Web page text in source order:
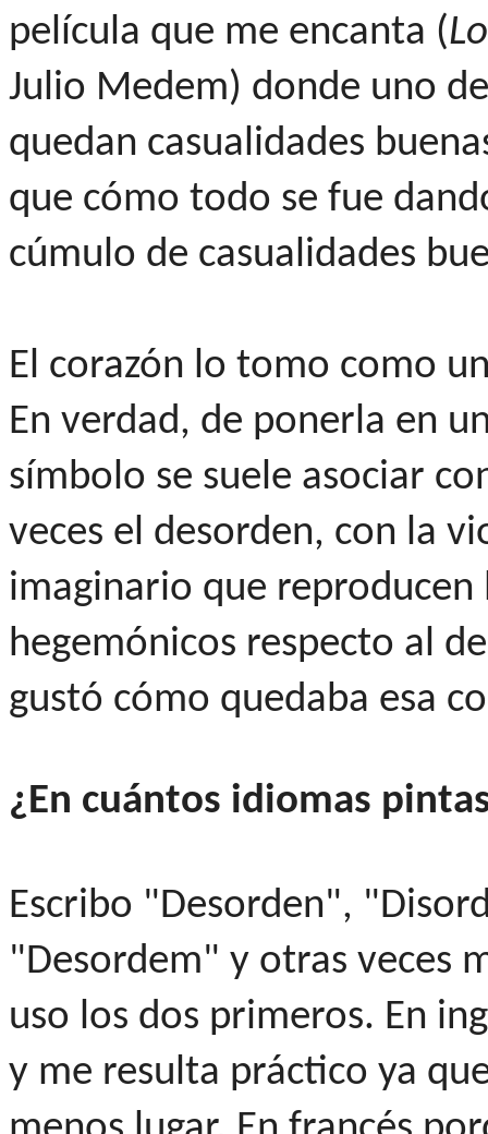
película que me encanta (
Julio Medem) donde uno
quedan casualidades
que cómo todo se fue
cúmulo de casualidades
El corazón lo tomo como
En verdad, de ponerla en
símbolo se suele asociar
veces el desorden, con la
imaginario que
hegemónicos respecto al
gustó cómo quedaba esa
¿En cuántos idiomas
Escribo "Desorden",
"Desordem" y otras veces
uso los dos primeros. En
y me resulta práctico ya